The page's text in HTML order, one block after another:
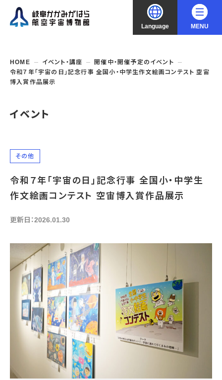
Language
English
中文（简化字）
MENU
ご利用案内
開館時間・休館日
交通アクセス
バリアフリー・音声ガイド
よくあるご質問
企画展・常設展示
開催中・開催予定の企画展
これまでの企画展
常設展示
航空エリア
屋外展示
その他の展示
シアタールーム上映
操縦シミュレーション体験
おすすめコース
開催中・開催予定のイベント
教室・講座・講演
ガイドツアー
予約申し込み
これまでのイベント
博物館としての取組み
収蔵品検索
地域との連携
レンタルそらはく
空宙博ボランティア
博物館実習
福祉団体
子ども会・スポーツ少年団等
学校団体
学校・教育関係の方へ
遠足・社会見学
教育プログラム
オンライン学習
アウトリーチ
展示・イベントカレンダー
イベント予約申し込み
チャレンジそらはく
スタッフコラム
お問い合わせ
HOME イベント・講座
開催中・開催予定のイベント
令和７年「宇宙の日」記念行事 全国小・中学生作文絵画コンテスト 空宙
博入賞作品展示
イベント
その他
令和７年「宇宙の日」記念行事 全国小・中学生
作文絵画コンテスト 空宙博入賞作品展示
更新日：2026.01.30